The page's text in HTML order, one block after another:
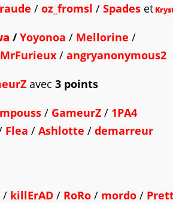
/ oz_fromsl / Spades et
/Yoyonoa / Mellorine /
MrFurieux / angryanonymous2
avec 3 points
/ GameurZ / 1PA4
Flea / Ashlotte / demarreur
/ killErAD / RoRo / mordo /